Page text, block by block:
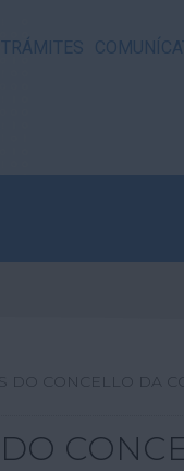
TRÁMITES
DO CONCELLO DA